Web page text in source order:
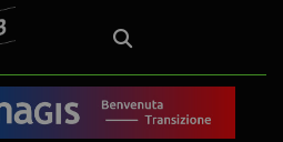
VENETO
VICENZA E PROVINCIA
ATTUALITA’ POLITICA
CURIOSITÀ – LIFESTYLE
CULTURA ARTE